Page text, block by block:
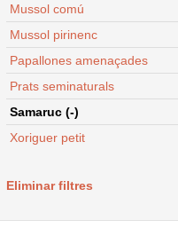
Mussol comú
Mussol pirinenc
Papallones amenaçades
Prats seminaturals
Samaruc (-)
Xoriguer petit
Eliminar filtres